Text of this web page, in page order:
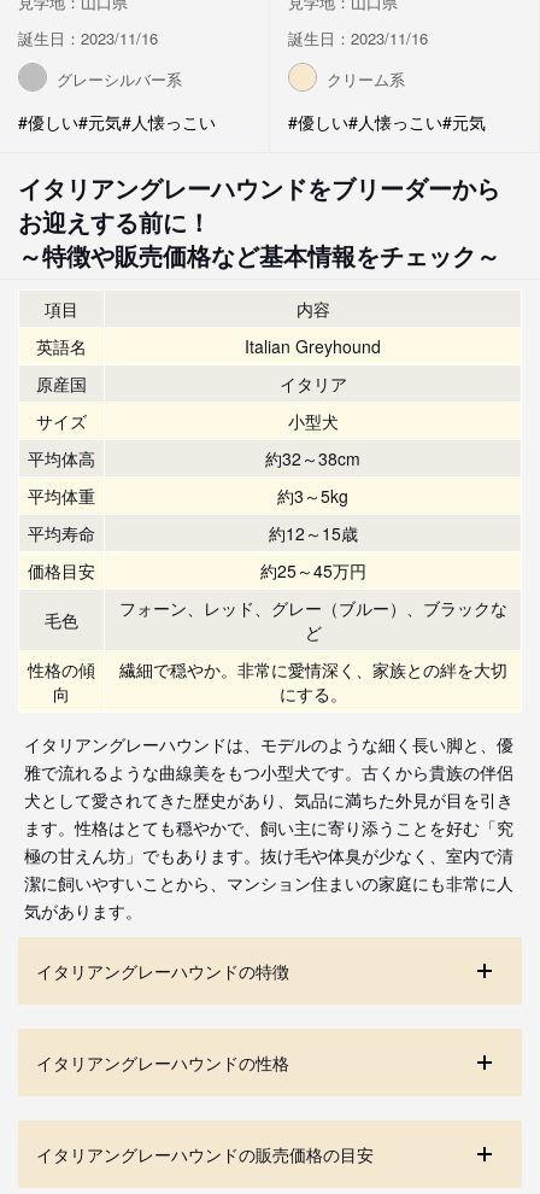
誕生日：2023/11/16
グレーシルバー系
#優しい#元気#人懐っこい
誕生日：2023/11/16
クリーム系
#優しい#人懐っこい#元気
イタリアングレーハウンドをブリーダーから
お迎えする前に！
～特徴や販売価格など基本情報をチェック～
項目
内容
英語名
Italian Greyhound
原産国
イタリア
サイズ
小型犬
平均体高
約32～38cm
平均体重
約3～5kg
平均寿命
約12～15歳
価格目安
約25～45万円
毛色
フォーン、レッド、グレー（ブルー）、ブラックな
ど
性格の傾
向
繊細で穏やか。非常に愛情深く、家族との絆を大切
にする。
イタリアングレーハウンドは、モデルのような細く長い脚と、優
雅で流れるような曲線美をもつ小型犬です。古くから貴族の伴侶
犬として愛されてきた歴史があり、気品に満ちた外見が目を引き
ます。性格はとても穏やかで、飼い主に寄り添うことを好む「究
極の甘えん坊」でもあります。抜け毛や体臭が少なく、室内で清
潔に飼いやすいことから、マンション住まいの家庭にも非常に人
気があります。
イタリアングレーハウンドの特徴
イタリアングレーハウンドの性格
イタリアングレーハウンドの販売価格の目安